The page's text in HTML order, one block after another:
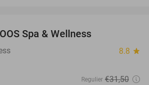
Spa & Wellness
8.8 star
Regulier €31,50